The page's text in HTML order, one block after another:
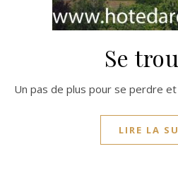
Se
Un pas de plus pour se perdre
LIRE LA